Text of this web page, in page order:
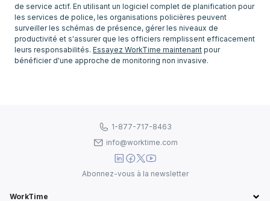
de service actif. En utilisant un logiciel complet de planification pour
les services de police, les organisations policières peuvent
surveiller les schémas de présence, gérer les niveaux de
productivité et s'assurer que les officiers remplissent efficacement
leurs responsabilités. Essayez WorkTime maintenant pour
WorkTime
1-877-717-8463
info@worktime.com
Abonnez-vous à la newsletter